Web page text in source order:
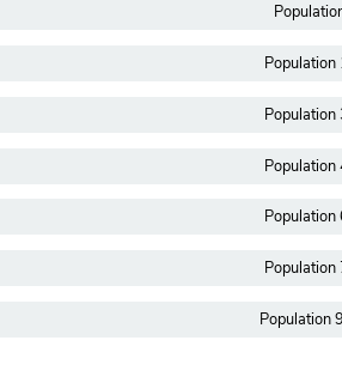
Population